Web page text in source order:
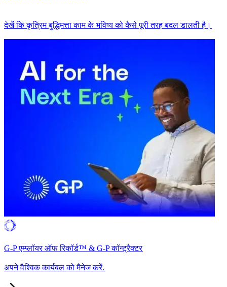
देखें कि कृत्रिम बुद्धिमत्ता काम के भविष्य को कैसे पूरी तरह बदल डालती है।​​
G-P एम्प्लॉयर ऑफ रिकॉर्ड™ & G-P कॉन्ट्रैक्टर​​
अपने वैश्विक कार्यबल को मैनेज करें.​​